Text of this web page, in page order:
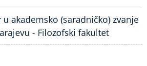
u akademsko (saradničko) zvanje
- Filozofski fakultet